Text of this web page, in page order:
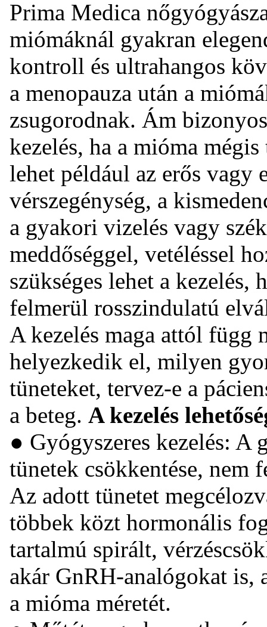
Prima Medica
miómáknál gyakran
kontroll és ultrahangos
a menopauza után a
zsugorodnak. Ám
kezelés, ha a mióma
lehet például az erős vagy
vérszegénység, a
a gyakori vizelés vagy
meddőséggel, vetéléssel
szükséges lehet a
felmerül rosszindulatú
A kezelés maga attól függ
helyezkedik el, milyen
tüneteket, tervez-e a
a beteg. A kezelés
● Gyógyszeres kezelés: A
tünetek csökkentése, nem
Az adott tünetet
többek közt hormonális
tartalmú spirált,
akár GnRH-analógokat is,
a mióma méretét.